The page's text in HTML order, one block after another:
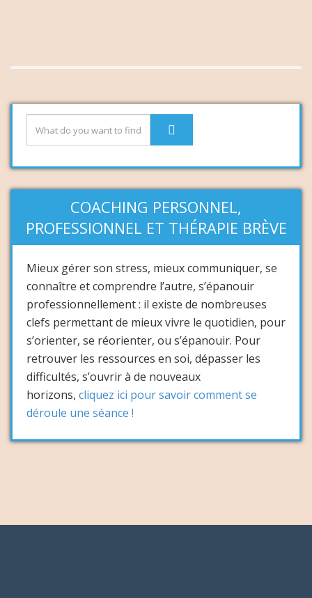
COACHING PERSONNEL,
PROFESSIONNEL ET THÉRAPIE BRÈVE
Mieux gérer son stress, mieux communiquer, se
connaître et comprendre l’autre, s’épanouir
professionnellement : il existe de nombreuses
clefs permettant de mieux vivre le quotidien, pour
s’orienter, se réorienter, ou s’épanouir. Pour
retrouver les ressources en soi, dépasser les
difficultés, s’ouvrir à de nouveaux
horizons, cliquez ici pour savoir comment se
déroule une séance !